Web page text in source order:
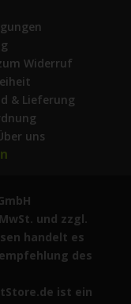
Widerruf
& Lieferung
uns
und zzgl.
handelt es
des
ist ein